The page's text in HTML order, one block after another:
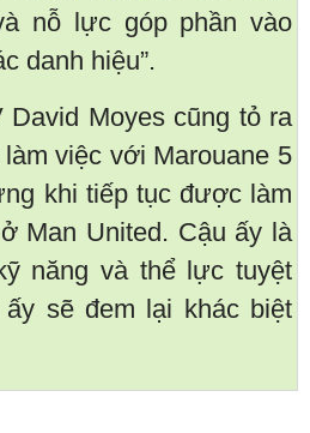
nỗ lực góp phần vào
danh hiệu”.
David Moyes cũng tỏ ra
việc với Marouane 5
khi tiếp tục được làm
Man United. Cậu ấy là
năng và thể lực tuyệt
sẽ đem lại khác biệt